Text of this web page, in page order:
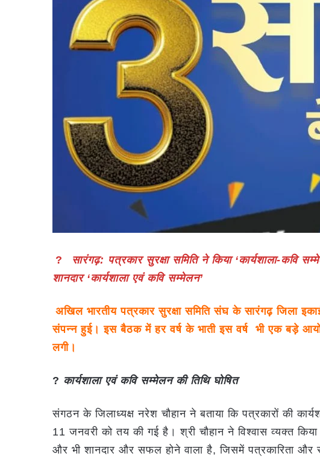
?
सारंगढ़: पत्रकार सुरक्षा समिति ने किया ‘कार्यशाला-कवि
शानदार ‘कार्यशाला एवं कवि सम्मेलन’
अखिल भारतीय पत्रकार सुरक्षा समिति संघ के सारंगढ़ जिला
संपन्न हुई। इस बैठक में हर वर्ष के भाती इस वर्ष भी एक बड़े
लगी।
?️ कार्यशाला एवं कवि सम्मेलन की तिथि घोषित
संगठन के जिलाध्यक्ष नरेश चौहान ने बताया कि पत्रकारों की
11 जनवरी को तय की गई है। श्री चौहान ने विश्वास व्यक्त
और भी शानदार और सफल होने वाला है, जिसमें पत्रकारिता और